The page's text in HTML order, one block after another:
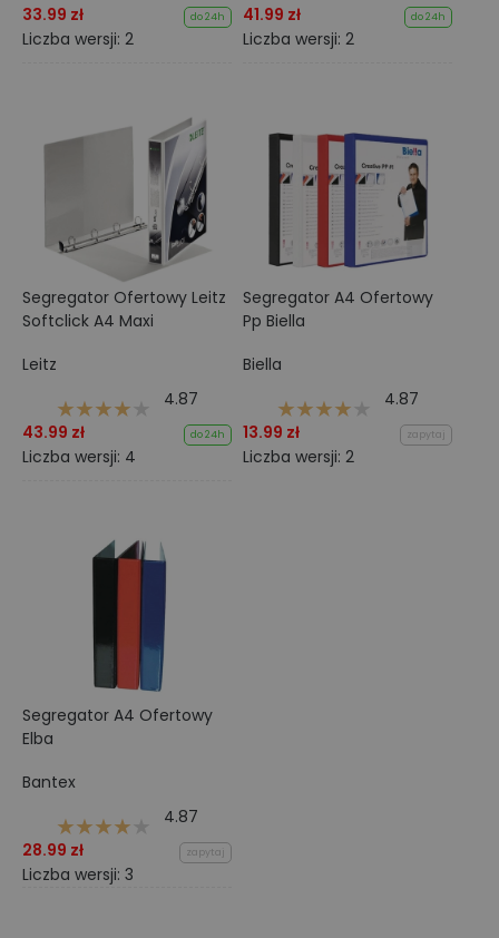
33.99 zł do 24h
Liczba wersji: 2
41.99 zł do 24h
Liczba wersji: 2
Segregator Ofertowy Leitz
Softclick A4 Maxi
Leitz
4.87
43.99 zł
do 24h
Liczba wersji: 4
Segregator A4 Ofertowy
Pp Biella
Biella
4.87
13.99 zł
zapytaj
Liczba wersji: 2
Segregator A4 Ofertowy
Elba
Bantex
4.87
28.99 zł
zapytaj
Liczba wersji: 3